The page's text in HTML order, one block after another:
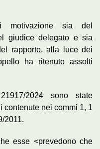
sia del
giudice delegato e sia
rapporto, alla luce dei
ha ritenuto assolti
2024 sono state
nei commi 1, 1
2011.
esse <prevedono che